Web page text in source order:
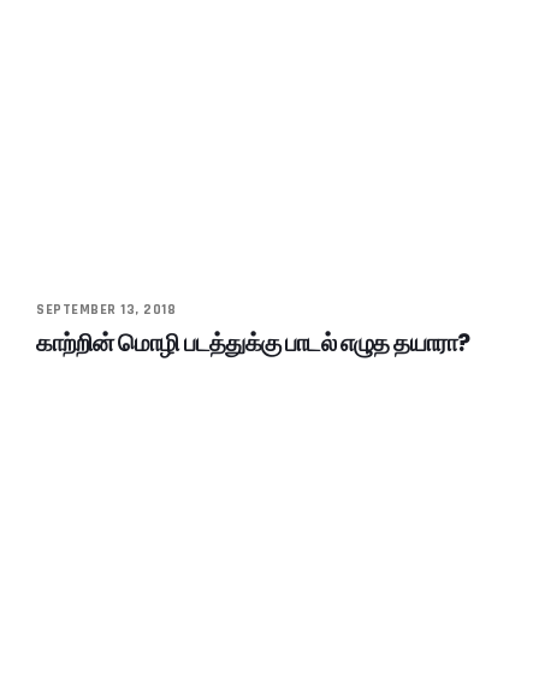
SEPTEMBER 13, 2018
காற்றின் மொழி படத்துக்கு பாடல் எழுத தயாரா?